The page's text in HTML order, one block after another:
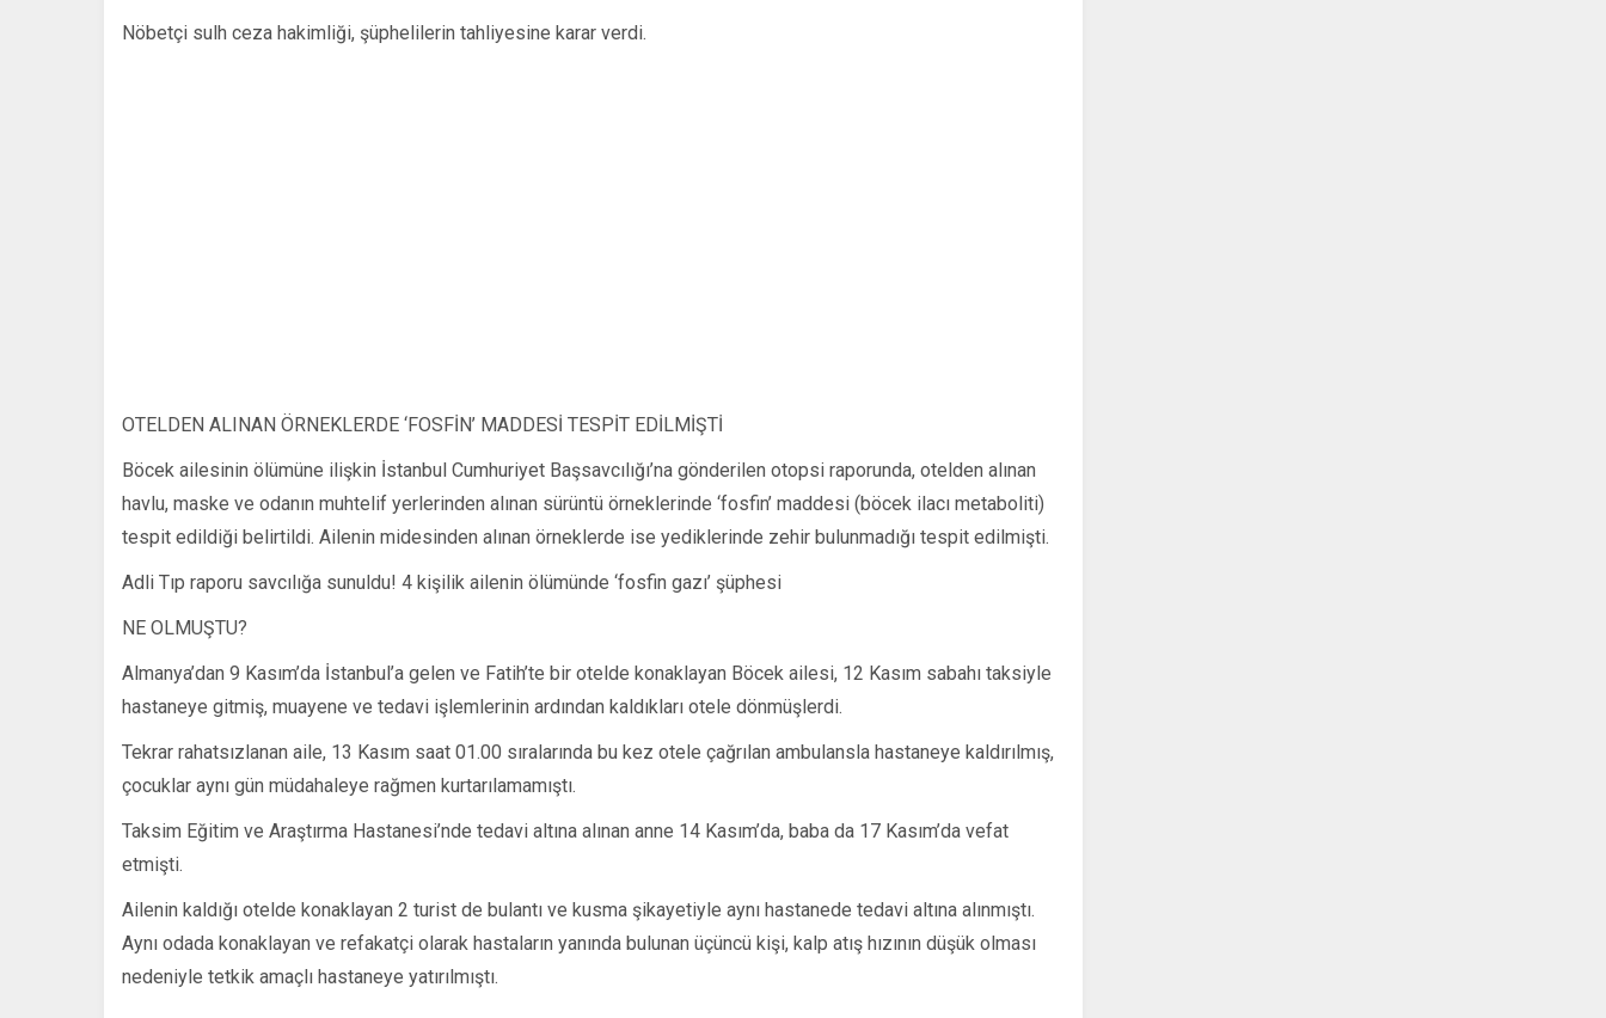
Nöbetçi sulh ceza hakimliği, şüphelilerin tahliyesine karar verdi.
OTELDEN ALINAN ÖRNEKLERDE ‘FOSFİN’ MADDESİ TESPİT EDİLMİŞTİ
Böcek ailesinin ölümüne ilişkin İstanbul Cumhuriyet Başsavcılığı’na gönderilen otopsi raporunda, otelden alınan
havlu, maske ve odanın muhtelif yerlerinden alınan sürüntü örneklerinde ‘fosfin’ maddesi (böcek ilacı metaboliti)
tespit edildiği belirtildi. Ailenin midesinden alınan örneklerde ise yediklerinde zehir bulunmadığı tespit edilmişti.
Adli Tıp raporu savcılığa sunuldu! 4 kişilik ailenin ölümünde ‘fosfin gazı’ şüphesi
NE OLMUŞTU?
Almanya’dan 9 Kasım’da İstanbul’a gelen ve Fatih’te bir otelde konaklayan Böcek ailesi, 12 Kasım sabahı taksiyle
hastaneye gitmiş, muayene ve tedavi işlemlerinin ardından kaldıkları otele dönmüşlerdi.
Tekrar rahatsızlanan aile, 13 Kasım saat 01.00 sıralarında bu kez otele çağrılan ambulansla hastaneye kaldırılmış,
çocuklar aynı gün müdahaleye rağmen kurtarılamamıştı.
Taksim Eğitim ve Araştırma Hastanesi’nde tedavi altına alınan anne 14 Kasım’da, baba da 17 Kasım’da vefat
etmişti.
Ailenin kaldığı otelde konaklayan 2 turist de bulantı ve kusma şikayetiyle aynı hastanede tedavi altına alınmıştı.
Aynı odada konaklayan ve refakatçi olarak hastaların yanında bulunan üçüncü kişi, kalp atış hızının düşük olması
nedeniyle tetkik amaçlı hastaneye yatırılmıştı.